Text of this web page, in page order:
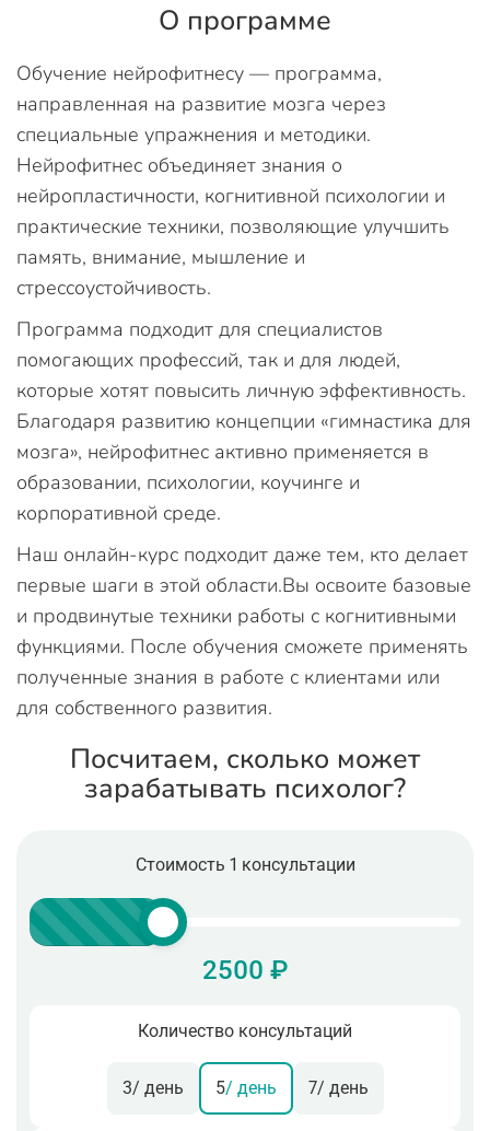
О программе
Обучение нейрофитнесу — программа,
направленная на развитие мозга через
специальные упражнения и методики.
Нейрофитнес объединяет знания о
нейропластичности, когнитивной психологии и
практические техники, позволяющие улучшить
память, внимание, мышление и
стрессоустойчивость.
Программа подходит для специалистов
помогающих профессий, так и для людей,
которые хотят повысить личную эффективность.
Благодаря развитию концепции «гимнастика для
мозга», нейрофитнес активно применяется в
образовании, психологии, коучинге и
корпоративной среде.
Наш онлайн-курс подходит даже тем, кто делает
первые шаги в этой области.Вы освоите базовые
и продвинутые техники работы с когнитивными
функциями. После обучения сможете применять
полученные знания в работе с клиентами или
для собственного развития.
Посчитаем, сколько может
зарабатывать психолог?
Стоимость 1 консультации
2500 ₽
Количество консультаций
3/ день 5/ день 7/ день